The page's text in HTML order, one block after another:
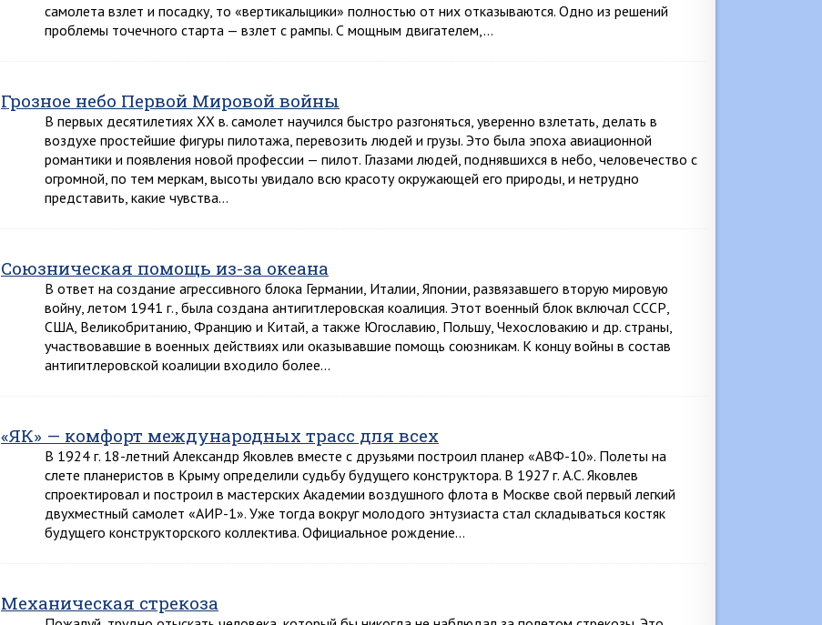
самолета взлет и посадку, то «вертикалыцики» полностью от них отказываются. Одно из решений
проблемы точечного старта — взлет с рампы. С мощным двигателем,…
Грозное небо Первой Мировой войны
В первых десятилетиях XX в. самолет научился быстро разгоняться, уверенно взлетать, делать в
воздухе простейшие фигуры пилотажа, перевозить людей и грузы. Это была эпоха авиационной
романтики и появления новой профессии — пилот. Глазами людей, поднявшихся в небо, человечество с
огромной, по тем меркам, высоты увидало всю красоту окружающей его природы, и нетрудно
представить, какие чувства…
Союзническая помощь из-за океана
В ответ на создание агрессивного блока Германии, Италии, Японии, развязавшего вторую мировую
войну, летом 1941 г., была создана антигитлеровская коалиция. Этот военный блок включал СССР,
США, Великобританию, Францию и Китай, а также Югославию, Польшу, Чехословакию и др. страны,
участвовавшие в военных действиях или оказывавшие помощь союзникам. К концу войны в состав
антигитлеровской коалиции входило более…
«ЯК» — комфорт международных трасс для всех
В 1924 г. 18-летний Александр Яковлев вместе с друзьями построил планер «АВФ-10». Полеты на
слете планеристов в Крыму определили судьбу будущего конструктора. В 1927 г. А.С. Яковлев
спроектировал и построил в мастерских Академии воздушного флота в Москве свой первый легкий
двухместный самолет «АИР-1». Уже тогда вокруг молодого энтузиаста стал складываться костяк
будущего конструкторского коллектива. Официальное рождение…
Механическая стрекоза